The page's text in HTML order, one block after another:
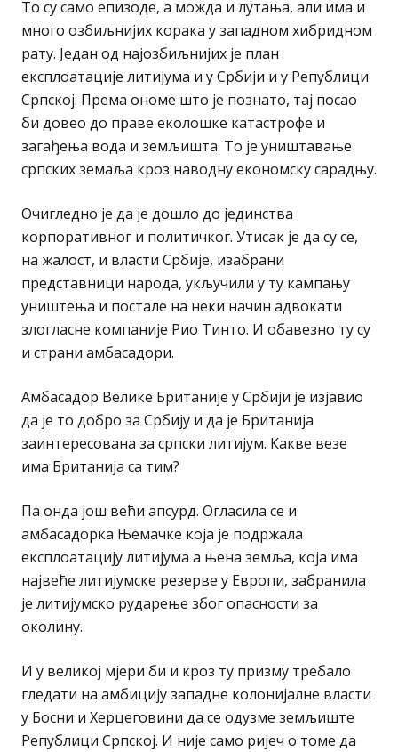
То су само епизоде, а можда и лутања, али има и
много озбиљнијих корака у западном хибридном
рату. Један од најозбиљнијих је план
експлоатације литијума и у Србији и у Републици
Српској. Према ономе што је познато, тај посао
би довео до праве еколошке катастрофе и
загађења вода и земљишта. То је уништавање
српских земаља кроз наводну економску сарадњу.
Очигледно је да је дошло до јединства
корпоративног и политичког. Утисак је да су се,
на жалост, и власти Србије, изабрани
представници народа, укључили у ту кампању
уништења и постале на неки начин адвокати
злогласне компаније Рио Тинто. И обавезно ту су
и страни амбасадори.
Амбасадор Велике Британије у Србији је изјавио
да је то добро за Србију и да је Британија
заинтересована за српски литијум. Какве везе
има Британија са тим?
Па онда још већи апсурд. Огласила се и
амбасадорка Њемачке која је подржала
експлоатацију литијума а њена земља, која има
највеће литијумске резерве у Европи, забранила
је литијумско рударење због опасности за
околину.
И у великој мјери би и кроз ту призму требало
гледати на амбицију западне колонијалне власти
у Босни и Херцеговини да се одузме земљиште
Републици Српској. И није само ријеч о томе да